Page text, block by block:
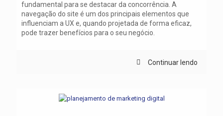
fundamental para se destacar da concorrência. A
navegação do site é um dos principais elementos que
influenciam a UX e, quando projetada de forma eficaz,
pode trazer benefícios para o seu negócio.
Continuar lendo